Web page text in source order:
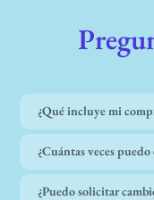
¿Qué incluye mi
¿Cuántas veces
¿Puedo solicitar